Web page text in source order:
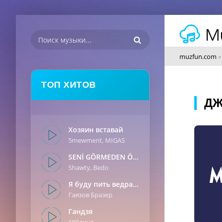
ТОП ХИТОВ
Хозяин вставай
5mewment, MIGAS
SENİ GÖRMEDEN ÖNCE
Shawty, Bedo
Я буду пить ведрами
Гаязов Бразер
Гандзя
muzfun.com »